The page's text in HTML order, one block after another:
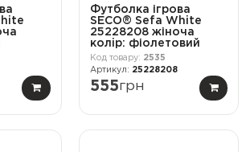
Футболка ігрова
SECO® Sefa White
25228208 жіноча
колiр: фіолетовий
2535
25228208
555грн